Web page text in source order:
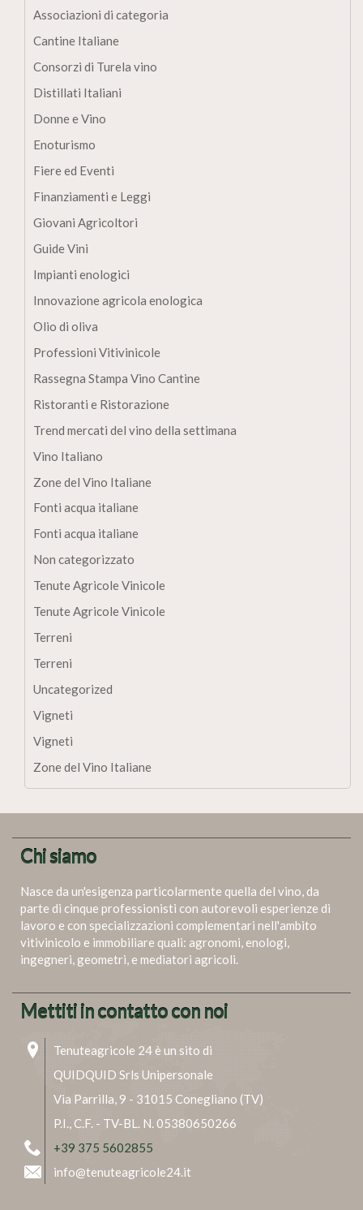
Associazioni di categoria
Cantine Italiane
Consorzi di Turela vino
Distillati Italiani
Donne e Vino
Enoturismo
Fiere ed Eventi
Finanziamenti e Leggi
Giovani Agricoltori
Guide Vini
Impianti enologici
Innovazione agricola enologica
Olio di oliva
Professioni Vitivinicole
Rassegna Stampa Vino Cantine
Ristoranti e Ristorazione
Trend mercati del vino della settimana
Vino Italiano
Zone del Vino Italiane
Fonti acqua italiane
Fonti acqua italiane
Non categorizzato
Tenute Agricole Vinicole
Tenute Agricole Vinicole
Terreni
Terreni
Uncategorized
Vigneti
Vigneti
Zone del Vino Italiane
Chi siamo
Nasce da un'esigenza particolarmente quella del vino, da
parte di cinque professionisti con autorevoli esperienze di
lavoro e con specializzazioni complementari nell'ambito
vitivinicolo e immobiliare quali: agronomi, enologi,
ingegneri, geometri, e mediatori agricoli.
Mettiti in contatto con noi
Tenuteagricole 24 è un sito di
QUIDQUID Srls Unipersonale
Via Parrilla, 9 - 31015 Conegliano (TV)
P.I., C.F. - TV-BL. N. 05380650266
+39 375 5602855
info@tenuteagricole24.it